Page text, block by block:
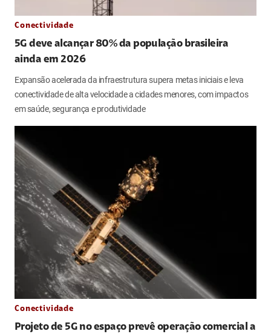
Conectividade
5G deve alcançar 80% da população brasileira
ainda em 2026
Expansão acelerada da infraestrutura supera metas iniciais e leva
conectividade de alta velocidade a cidades menores, com impactos
em saúde, segurança e produtividade
Conectividade
Projeto de 5G no espaço prevê operação comercial a